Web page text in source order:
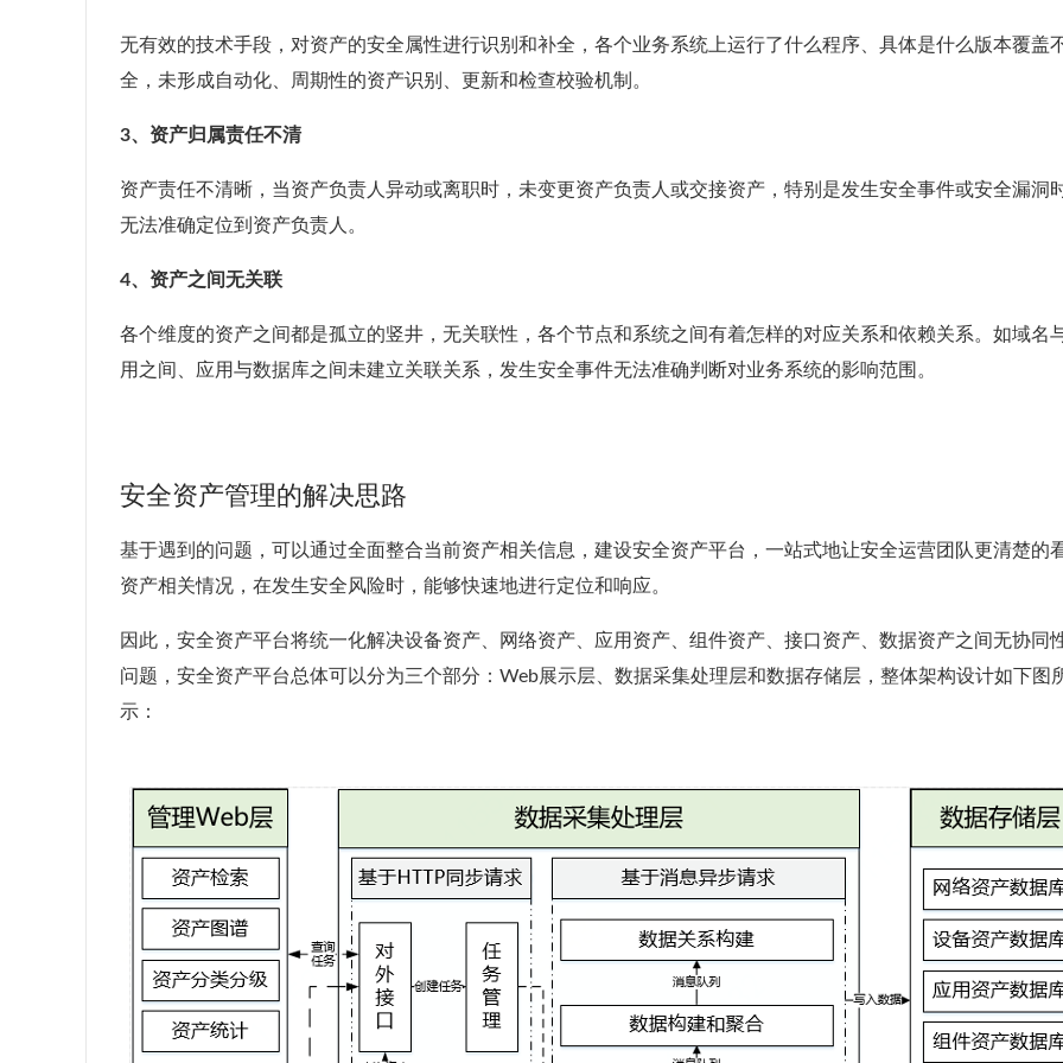
无有效的技术手段，对资产的安全属性进行识别和补全，各个业务系统上运行了什么程序、具体是什么版本覆盖
全，未形成自动化、周期性的资产识别、更新和检查校验机制。
3、资产归属责任不清
资产责任不清晰，当资产负责人异动或离职时，未变更资产负责人或交接资产，特别是发生安全事件或安全漏洞
无法准确定位到资产负责人。
4、资产之间无关联
各个维度的资产之间都是孤立的竖井，无关联性，各个节点和系统之间有着怎样的对应关系和依赖关系。如域名
用之间、应用与数据库之间未建立关联关系，发生安全事件无法准确判断对业务系统的影响范围。
安全资产管理的解决思路
基于遇到的问题，可以通过全面整合当前资产相关信息，建设安全资产平台，一站式地让安全运营团队更清楚的
资产相关情况，在发生安全风险时，能够快速地进行定位和响应。
因此，安全资产平台将统一化解决设备资产、网络资产、应用资产、组件资产、接口资产、数据资产之间无协同
问题，安全资产平台总体可以分为三个部分：Web展示层、数据采集处理层和数据存储层，整体架构设计如下图
示：